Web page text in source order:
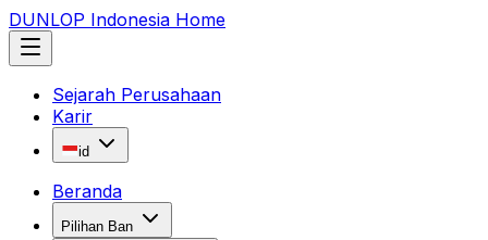
DUNLOP Indonesia Home
Sejarah Perusahaan
Karir
id
Beranda
Pilihan Ban